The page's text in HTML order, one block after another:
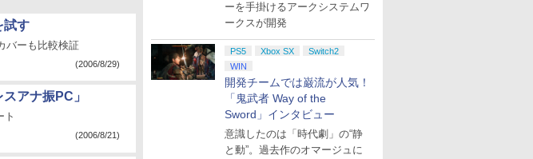
ーを手掛けるアークシステムワ
ークスが開発
PS5 Xbox SX
Switch2
WIN
開発チームでは巌流が人気！
「鬼武者 Way of the
Sword」インタビュー
意識したのは「時代劇」の“静
と動”。過去作のオマージュに
試す
バーも比較検証
(2006/8/29)
アナ振PC」
ト
(2006/8/21)